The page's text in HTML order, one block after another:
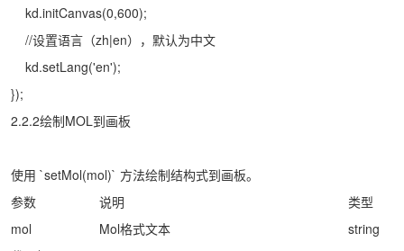
kd.initCanvas(0,600);
//设置语言（zh|en），默认为中文
kd.setLang('en');
});
2.2.2绘制MOL到画板
使用 `setMol(mol)` 方法绘制结构式到画板。
参数
说明
类型
mol
Mol格式文本
string